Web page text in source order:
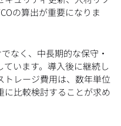
の算出が重要になりま
なく、中長期的な保守・
います。導入後に継続し
トレージ費用は、数年単位
に比較検討することが求め